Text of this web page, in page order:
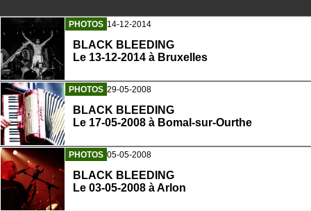
PHOTOS 14-12-2014
BLACK BLEEDING
Le 13-12-2014 à Bruxelles
PHOTOS 29-05-2008
BLACK BLEEDING
Le 17-05-2008 à Bomal-sur-Ourthe
PHOTOS 05-05-2008
BLACK BLEEDING
Le 03-05-2008 à Arlon